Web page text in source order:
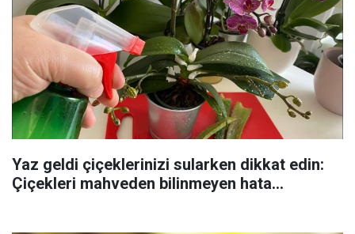
Yaz geldi çiçeklerinizi sularken dikkat edin:
Çiçekleri mahveden bilinmeyen hata...